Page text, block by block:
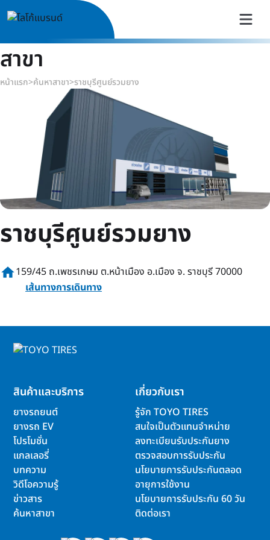
สาขา
หน้าแรก>ค้นหาสาขา>ราชบุรีศูนย์รวมยาง
ราชบุรีศูนย์รวมยาง
home159/45 ถ.เพชรเกษม ต.หน้าเมือง อ.เมือง จ. ราชบุรี 70000
เส้นทางการเดินทาง
สินค้าและบริการ
ยางรถยนต์
ยางรถ EV
โปรโมชั่น
แกลเลอรี่
บทความ
วิดีโอความรู้
ข่าวสาร
ค้นหาสาขา
เกี่ยวกับเรา
รู้จัก TOYO TIRES
สนใจเป็นตัวแทนจำหน่าย
ลงทะเบียนรับประกันยาง
ตรวจสอบการรับประกัน
นโยบายการรับประกันตลอด
อายุการใช้งาน
นโยบายการรับประกัน 60 วัน
ติดต่อเรา